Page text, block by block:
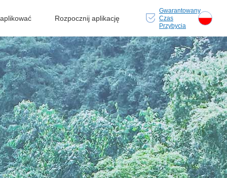
Rozpocznij aplikację
Gwarantowany
Czas
Przybycia